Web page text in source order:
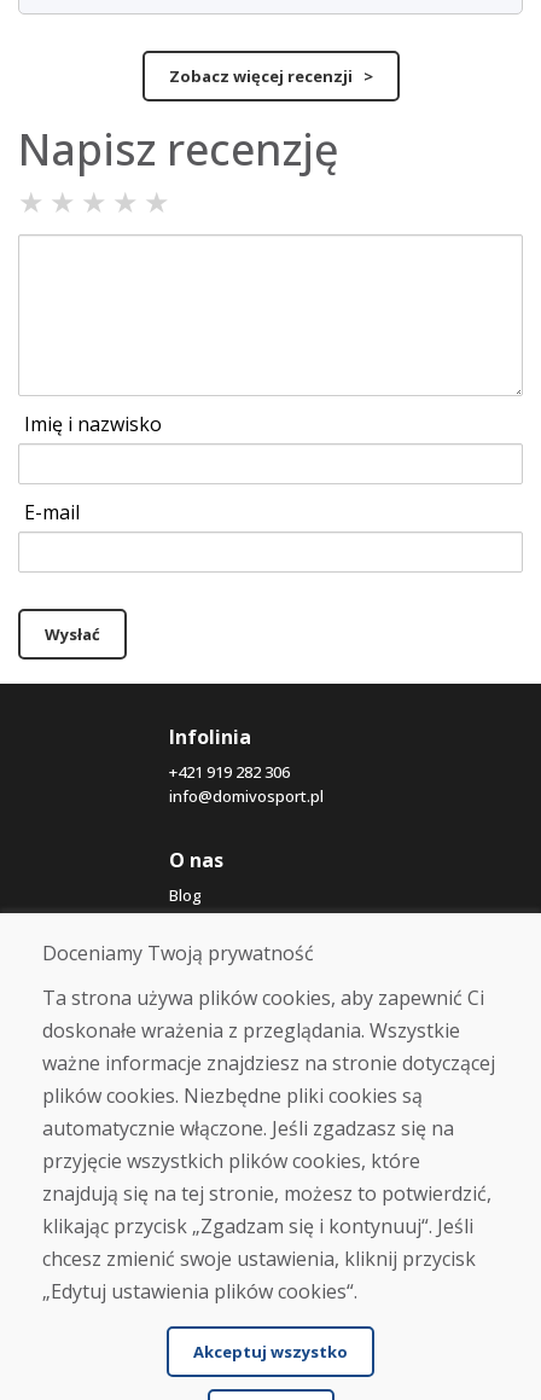
Zobacz więcej recenzji >
Napisz recenzję
★ ★ ★ ★ ★
Imię i nazwisko
E-mail
Wysłać
Infolinia
+421 919 282 306
info@domivosport.pl
O nas
Blog
O nas
Sklep
Kontakt
Zakup
Sklep internetowy
Warunki handlowe
Transport
Zapłata
Skarga
Zwrot i wymiana towaru
Ochrona danych osobowych
Cookies
Doceniamy Twoją prywatność
Ta strona używa plików cookies, aby zapewnić Ci
doskonałe wrażenia z przeglądania. Wszystkie
ważne informacje znajdziesz na stronie dotyczącej
plików cookies. Niezbędne pliki cookies są
automatycznie włączone. Jeśli zgadzasz się na
przyjęcie wszystkich plików cookies, które
znajdują się na tej stronie, możesz to potwierdzić,
klikając przycisk „Zgadzam się i kontynuuj“. Jeśli
chcesz zmienić swoje ustawienia, kliknij przycisk
„Edytuj ustawienia plików cookies“.
Akceptuj wszystko